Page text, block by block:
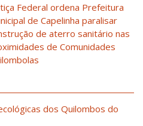
Federal ordena Prefeitura
de Capelinha paralisar
de aterro sanitário nas
de Comunidades
dos Quilombos do